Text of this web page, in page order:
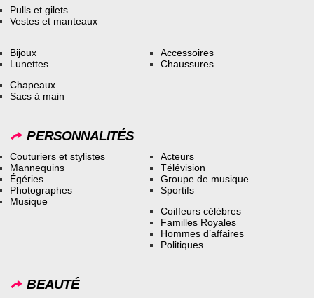
Pulls et gilets
Vestes et manteaux
Bijoux
Lunettes
Accessoires
Chaussures
Chapeaux
Sacs à main
PERSONNALITÉS
Couturiers et stylistes
Mannequins
Égéries
Photographes
Musique
Acteurs
Télévision
Groupe de musique
Sportifs
Coiffeurs célèbres
Familles Royales
Hommes d’affaires
Politiques
BEAUTÉ